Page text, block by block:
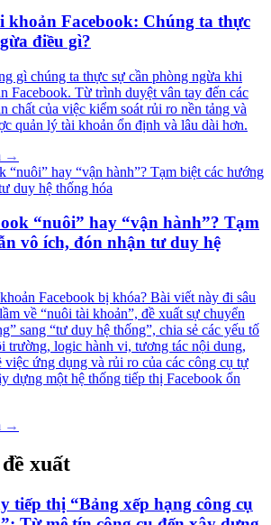
khoản Facebook: Chúng ta thực
điều gì?
gì chúng ta thực sự cần phòng ngừa khi
Facebook. Từ trình duyệt vân tay đến các
chất của việc kiểm soát rủi ro nền tảng và
quản lý tài khoản ổn định và lâu dài hơn.
→
“nuôi” hay “vận hành”? Tạm
vô ích, đón nhận tư duy hệ
Facebook bị khóa? Bài viết này đi sâu
về “nuôi tài khoản”, đề xuất sự chuyển
sang “tư duy hệ thống”, chia sẻ các yếu tố
trường, logic hành vi, tương tác nội dung,
việc ứng dụng và rủi ro của các công cụ tự
dựng một hệ thống tiếp thị Facebook ổn
→
xuất
tiếp thị “Bảng xếp hạng công cụ